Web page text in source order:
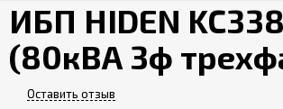
Оплата
Монтаж
ИБП HIDEN
(80кВА 3ф
Оставить отзыв